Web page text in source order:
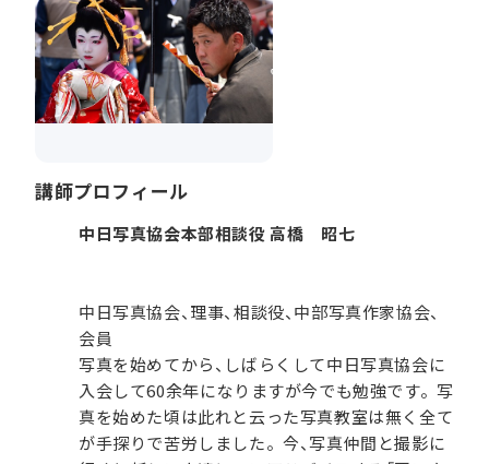
講師プロフィール
中日写真協会本部相談役 高橋 昭七
中日写真協会、理事、相談役、中部写真作家協会、
会員
写真を始めてから、しばらくして中日写真協会に
入会して60余年になりますが今でも勉強です。写
真を始めた頃は此れと云った写真教室は無く全て
が手探りで苦労しました。今、写真仲間と撮影に